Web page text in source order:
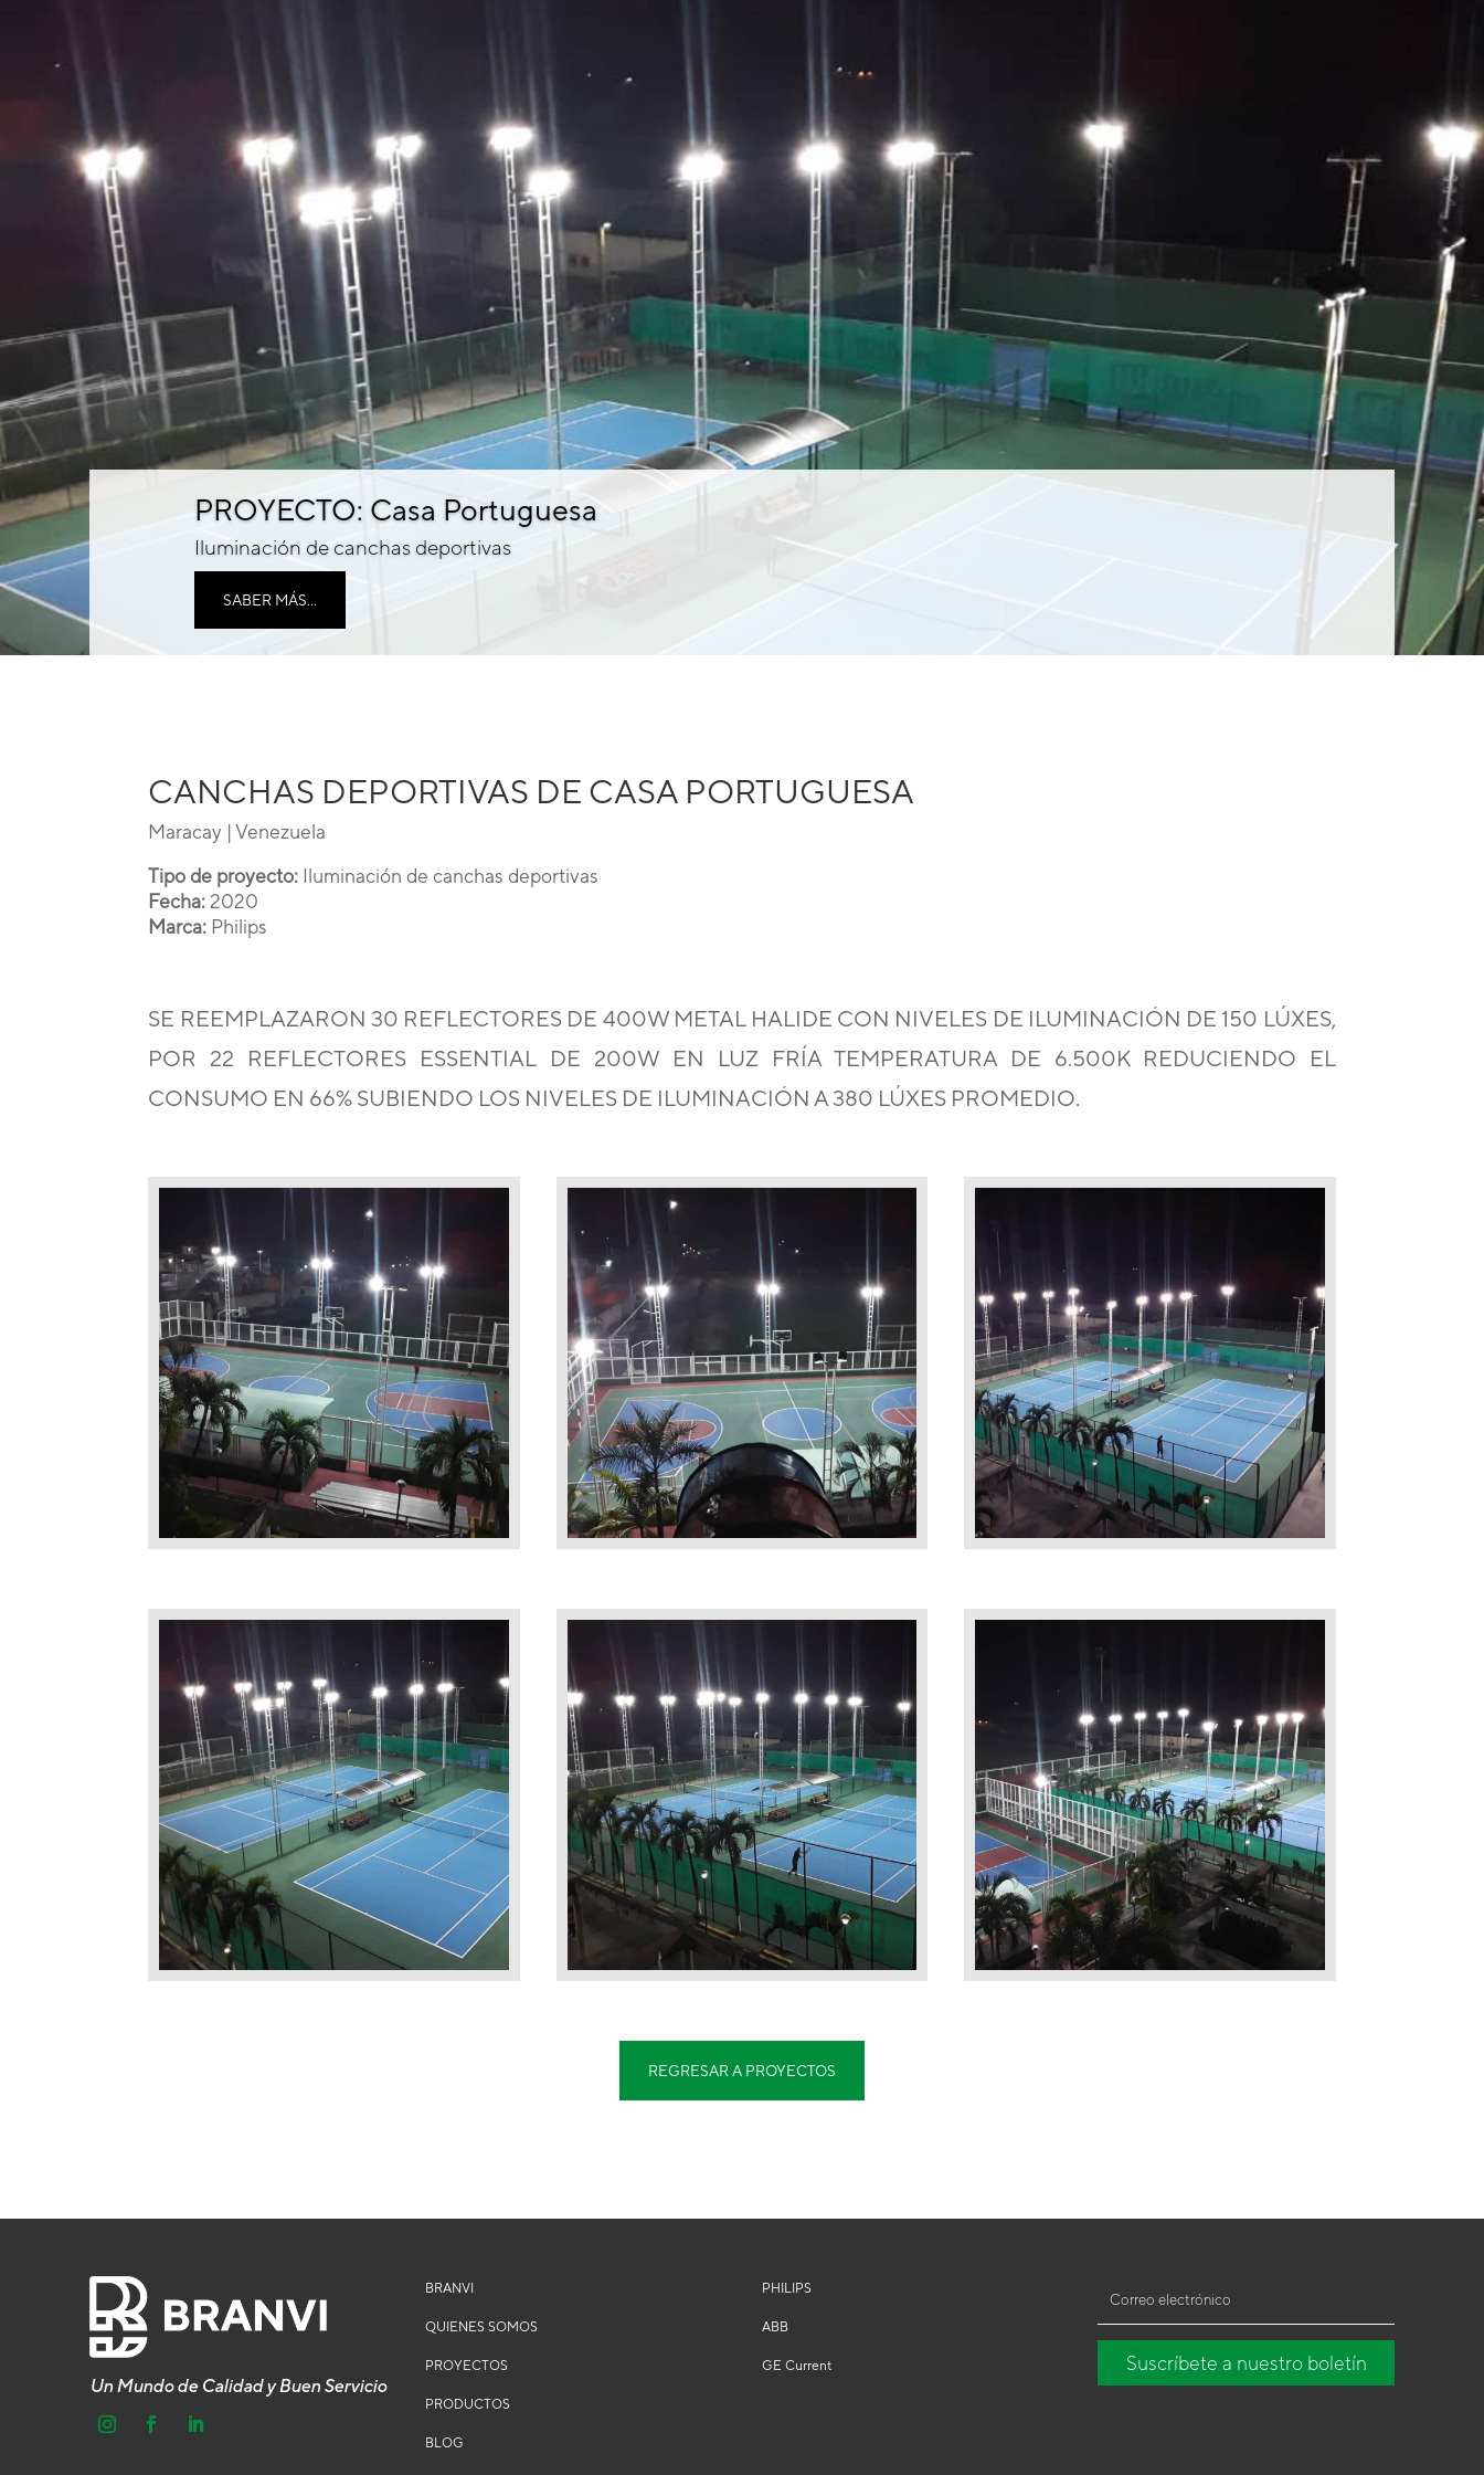
PROYECTO: Casa Portuguesa
Iluminación de canchas deportivas
SABER MÁS...
CANCHAS DEPORTIVAS DE CASA PORTUGUESA
Maracay | Venezuela
Tipo de proyecto: Iluminación de canchas deportivas
Fecha: 2020
Marca: Philips
SE REEMPLAZARON 30 REFLECTORES DE 400W METAL HALIDE CON NIVELES DE ILUMINACIÓN DE 150 LÚXES,
POR 22 REFLECTORES ESSENTIAL DE 200W EN LUZ FRÍA TEMPERATURA DE 6.500K REDUCIENDO EL
CONSUMO EN 66% SUBIENDO LOS NIVELES DE ILUMINACIÓN A 380 LÚXES PROMEDIO.
REGRESAR A PROYECTOS
Un Mundo de Calidad y Buen Servicio
BRANVI
QUIENES SOMOS
PROYECTOS
PRODUCTOS
BLOG
PHILIPS
ABB
GE Current Suscríbete a nuestro boletín